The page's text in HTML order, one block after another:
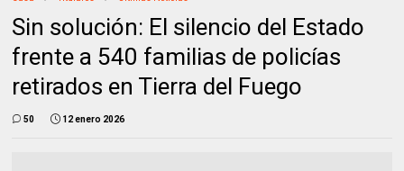
Sin solución: El silencio del Estado
frente a 540 familias de policías
retirados en Tierra del Fuego
50 12 enero 2026